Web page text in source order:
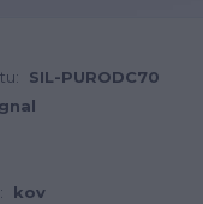
SIL-PURODC70
kov